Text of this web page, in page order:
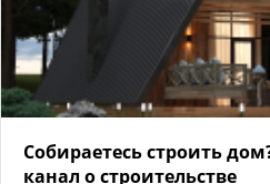
Собираетесь строить
канал о строительстве